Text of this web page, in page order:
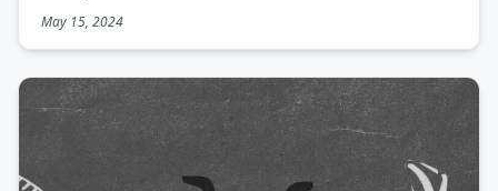
May 15, 2024